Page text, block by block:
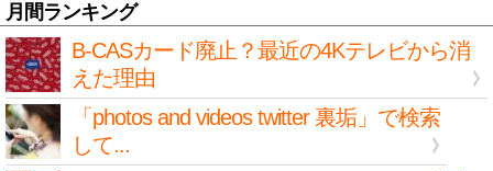
月間ランキング
B-CASカード廃止？最近の4Kテレビから消
えた理由
「photos and videos twitter 裏垢」で検索
して...